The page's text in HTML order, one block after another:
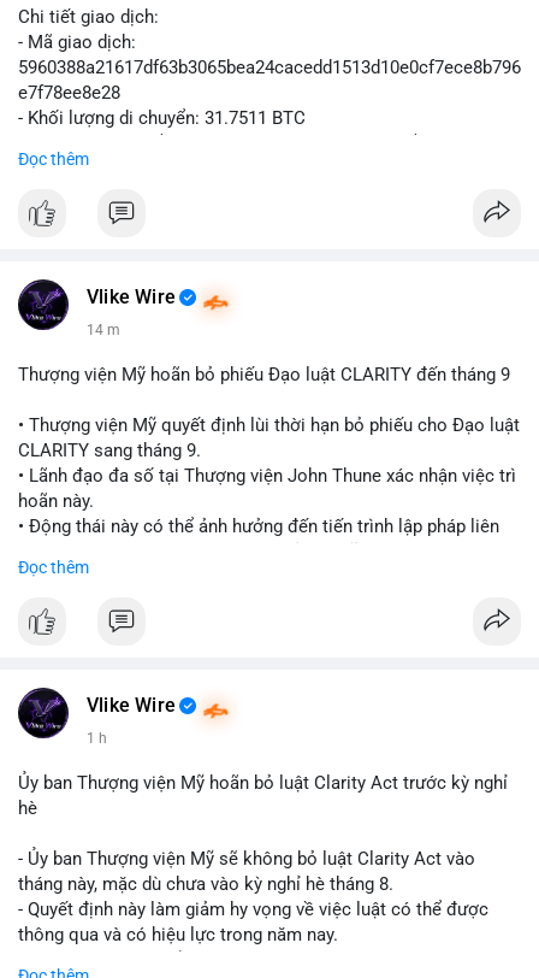
Chi tiết giao dịch:
- Mã giao dịch:
5960388a21617df63b3065bea24cacedd1513d10e0cf7ece8b796
e7f78ee8e28
- Khối lượng di chuyển: 31.7511 BTC
USD)
Đọc thêm
Vlike Wire
14 m
Thượng viện Mỹ hoãn bỏ phiếu Đạo luật CLARITY đến tháng 9
• Thượng viện Mỹ quyết định lùi thời hạn bỏ phiếu cho Đạo luật
CLARITY sang tháng 9.
• Lãnh đạo đa số tại Thượng viện John Thune xác nhận việc trì
hoãn này.
• Động thái này có thể ảnh hưởng đến tiến trình lập pháp liên
📰 Nguồn: Cointelegraph
Đọc thêm
Vlike Wire
1 h
Ủy ban Thượng viện Mỹ hoãn bỏ luật Clarity Act trước kỳ nghỉ
hè
- Ủy ban Thượng viện Mỹ sẽ không bỏ luật Clarity Act vào
tháng này, mặc dù chưa vào kỳ nghỉ hè tháng 8.
- Quyết định này làm giảm hy vọng về việc luật có thể được
thông qua và có hiệu lực trong năm nay.